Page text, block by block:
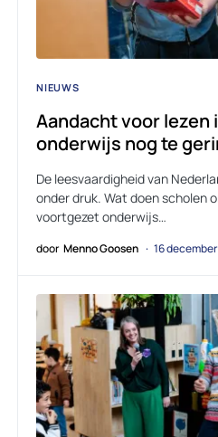
NIEUWS
Aandacht voor
onderwijs nog te
De leesvaardigheid van
onder druk. Wat doen scholen
voortgezet onderwijs…
door Menno Goosen 16